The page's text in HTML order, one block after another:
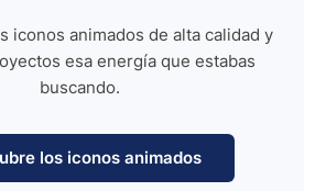
iconos animados de alta calidad y
esa energía que estabas
buscando.
los iconos animados